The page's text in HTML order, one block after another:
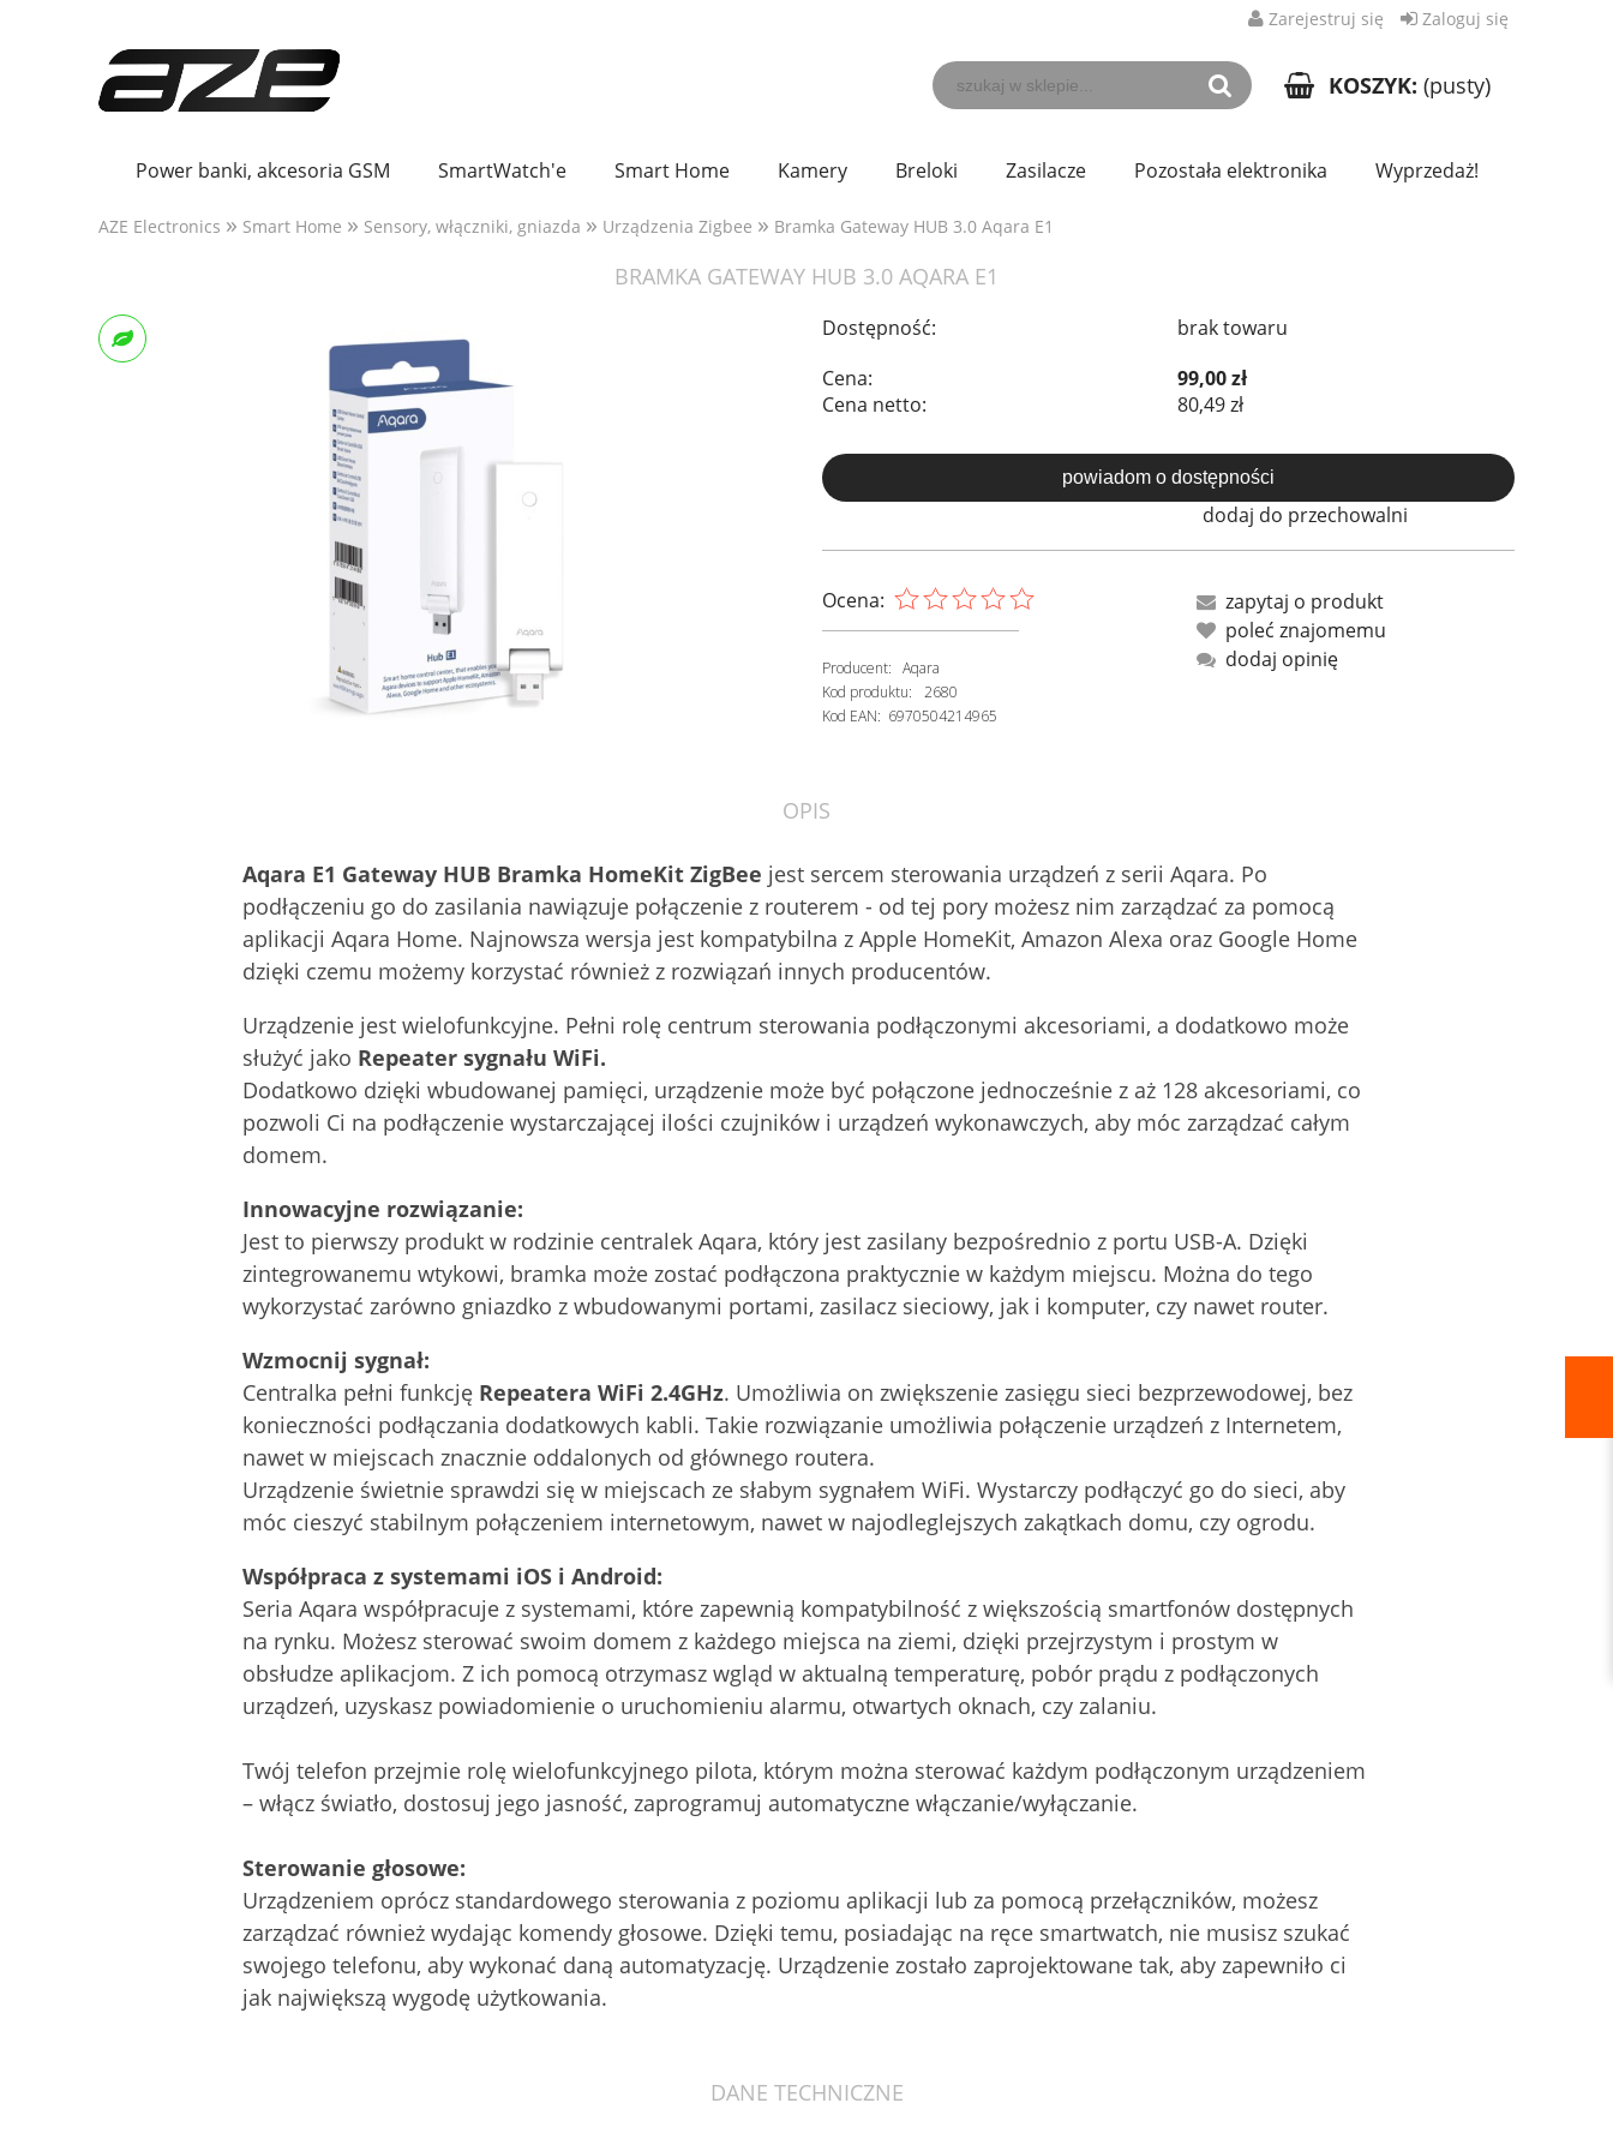
Zarejestruj się Zaloguj się
KOSZYK: (pusty)
Power banki, akcesoria GSM SmartWatch'e Smart Home Kamery Breloki Zasilacze Pozostała elektronika Wyprzedaż!
AZE Electronics » Smart Home » Sensory, włączniki, gniazda » Urządzenia Zigbee » Bramka Gateway HUB 3.0 Aqara E1
BRAMKA GATEWAY HUB 3.0 AQARA E1
Dostępność:
brak towaru
Cena:
99,00 zł
Cena netto:
80,49 zł
powiadom o dostępności
dodaj do przechowalni
Ocena:
Producent: Aqara
Kod produktu:
2680
Kod EAN: 6970504214965
zapytaj o produkt
poleć znajomemu
dodaj opinię
OPIS
Aqara E1 Gateway HUB Bramka HomeKit ZigBee jest sercem sterowania urządzeń z serii Aqara. Po
podłączeniu go do zasilania nawiązuje połączenie z routerem - od tej pory możesz nim zarządzać za pomocą
aplikacji Aqara Home. Najnowsza wersja jest kompatybilna z Apple HomeKit, Amazon Alexa oraz Google Home
dzięki czemu możemy korzystać również z rozwiązań innych producentów.
Urządzenie jest wielofunkcyjne. Pełni rolę centrum sterowania podłączonymi akcesoriami, a dodatkowo może
służyć jako Repeater sygnału WiFi.
Dodatkowo dzięki wbudowanej pamięci, urządzenie może być połączone jednocześnie z aż 128 akcesoriami, co
pozwoli Ci na podłączenie wystarczającej ilości czujników i urządzeń wykonawczych, aby móc zarządzać całym
domem.
Innowacyjne rozwiązanie:
Jest to pierwszy produkt w rodzinie centralek Aqara, który jest zasilany bezpośrednio z portu USB-A. Dzięki
zintegrowanemu wtykowi, bramka może zostać podłączona praktycznie w każdym miejscu. Można do tego
wykorzystać zarówno gniazdko z wbudowanymi portami, zasilacz sieciowy, jak i komputer, czy nawet router.
Wzmocnij sygnał:
Centralka pełni funkcję Repeatera WiFi 2.4GHz. Umożliwia on zwiększenie zasięgu sieci bezprzewodowej, bez
konieczności podłączania dodatkowych kabli. Takie rozwiązanie umożliwia połączenie urządzeń z Internetem,
nawet w miejscach znacznie oddalonych od głównego routera.
Urządzenie świetnie sprawdzi się w miejscach ze słabym sygnałem WiFi. Wystarczy podłączyć go do sieci, aby
móc cieszyć stabilnym połączeniem internetowym, nawet w najodleglejszych zakątkach domu, czy ogrodu.
Współpraca z systemami iOS i Android:
Seria Aqara współpracuje z systemami, które zapewnią kompatybilność z większością smartfonów dostępnych
na rynku. Możesz sterować swoim domem z każdego miejsca na ziemi, dzięki przejrzystym i prostym w
obsłudze aplikacjom. Z ich pomocą otrzymasz wgląd w aktualną temperaturę, pobór prądu z podłączonych
urządzeń, uzyskasz powiadomienie o uruchomieniu alarmu, otwartych oknach, czy zalaniu.
Twój telefon przejmie rolę wielofunkcyjnego pilota, którym można sterować każdym podłączonym urządzeniem
– włącz światło, dostosuj jego jasność, zaprogramuj automatyczne włączanie/wyłączanie.
Sterowanie głosowe:
Urządzeniem oprócz standardowego sterowania z poziomu aplikacji lub za pomocą przełączników, możesz
zarządzać również wydając komendy głosowe. Dzięki temu, posiadając na ręce smartwatch, nie musisz szukać
swojego telefonu, aby wykonać daną automatyzację. Urządzenie zostało zaprojektowane tak, aby zapewniło ci
jak największą wygodę użytkowania.
DANE TECHNICZNE